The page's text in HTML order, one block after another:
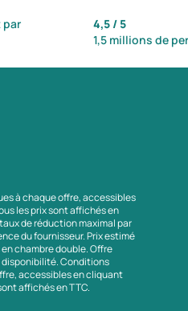
par
4,5 / 5
1,5 millions de
à chaque offre, accessibles
les prix sont affichés en
de réduction maximal par
du fournisseur. Prix estimé
chambre double. Offre
disponibilité. Conditions
accessibles en cliquant
affichés en TTC.